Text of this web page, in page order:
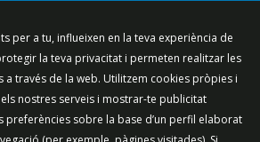
nos a:
del lloc Política de Privacitat
per a tu, influeixen en la teva experiència de
la teva privacitat i permeten realitzar les
a través de la web. Utilitzem cookies pròpies i
nostres serveis i mostrar-te publicitat
preferències sobre la base d’un perfil elaborat